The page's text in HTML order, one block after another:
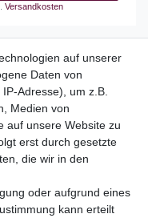
Versandkosten
auf unserer
Daten von
Adresse), um z.B.
Medien von
auf unsere Website zu
erst durch gesetzte
die wir in den
oder aufgrund eines
kann erteilt